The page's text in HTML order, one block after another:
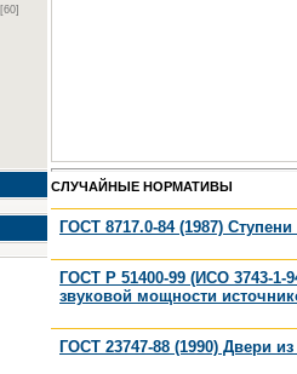
[60]
СЛУЧАЙНЫЕ НОРМАТИВЫ
ГОСТ 8717.0-84 (1987)
ГОСТ Р 51400-99 (ИСО 3743-
звуковой мощности
ГОСТ 23747-88 (1990) Двери